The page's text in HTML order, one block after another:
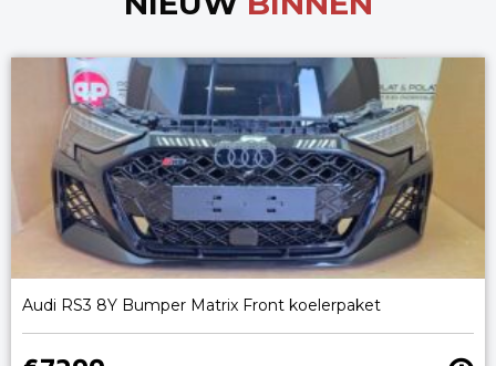
Audi RS3 8Y Bumper Matrix Front koelerpaket